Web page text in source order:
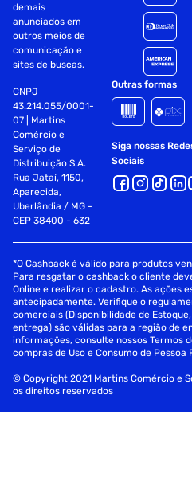
demais
anunciados em
outros meios de
comunicação e
sites de buscas.
CNPJ
43.214.055/0001-
07 | Martins
Comércio e
Serviço de
Distribuição S.A.
Rua Jataí, 1150,
Aparecida,
Uberlândia / MG -
CEP 38400 - 632
Outras formas
Siga nossas
Sociais
*O Cashback é válido para produtos
Para resgatar o cashback o cliente
Online e realizar o cadastro. As ações
antecipadamente. Verifique o
comerciais (Disponibilidade de
entrega) são válidas para a região de
informações, consulte nossos Termos
compras de Uso e Consumo de Pessoa
© Copyright 2021 Martins Comércio e
os direitos reservados